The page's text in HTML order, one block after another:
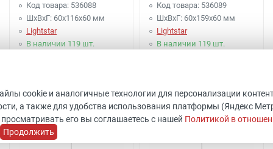
Код товара: 536088
ШхВхГ: 60x116x60 мм
Lightstar
В наличии 119 шт.
Купить
Код товара: 536089
ШхВхГ: 60x159x60 мм
Lightstar
В наличии 119 шт.
Купить
cookie и аналогичные технологии для персонализации
а также для удобства использования платформы (Яндекс
его вы соглашаетесь с нашей Политикой в
Продолжить